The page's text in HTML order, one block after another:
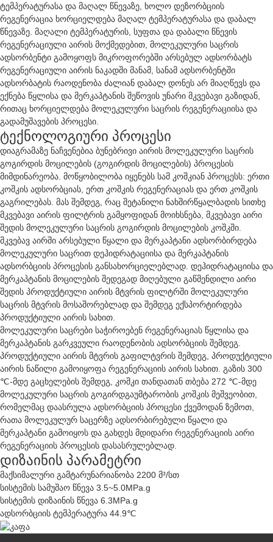
ტემპერატურასა და მაღალ წნევაზე, ხოლო დეზორბციის
რეგენერაცია ხორციელდება მაღალ ტემპერატურასა და დაბალ
წნევაზე. მაღალი ტემპერატურის, სუფთა და დაბალი წნევის
რეგენერაციული აირის მოქმედებით, მოლეკულური საცრის
ადსორბენტი გამოყოფს მიკროფორებში არსებულ ადსორბატს
რეგენერაციული აირის ნაკადში მანამ, სანამ ადსორბენტში
ადსორბატის რაოდენობა ძალიან დაბალ დონეს არ მიაღწევს და
ექნება წყლისა და მერკაპტანის შეწოვის უნარი მკვებავი გაზიდან,
რითაც ხორციელდება მოლეკულური საცრის რეგენერაციისა და
გადამუშავების პროცესი.
ტექნოლოგიური პროცესი
დიაგრამაზე ნაჩვენებია ბუნებრივი აირის მოლეკულური საცრის
გოგირდის მოცილების (გოგირდის მოცილების) პროცესის
მიმდინარეობა. მოწყობილობა იყენებს სამ კოშკიან პროცესს: ერთი
კოშკის ადსორბციას, ერთ კოშკის რეგენერაციას და ერთ კოშკის
გაგრილებას. მას შემდეგ, რაც შეტანილი ნახშირწყალბადის სითხე
მკვებავი აირის ფილტრის გამყოფიდან მოიხსნება, მკვებავი აირი
შედის მოლეკულური საცრის გოგირდის მოცილების კოშკში.
მკვებავ აირში არსებული წყალი და მერკაპტანი ადსორბირდება
მოლეკულური საცრით დეჰიდრატაციისა და მერკაპტანის
ადსორბციის პროცესის განსახორციელებლად. დეჰიდრატაციისა და
მერკაპტანის მოცილების შედეგად მიღებული გაწმენდილი აირი
შედის პროდუქტიული აირის მტვრის ფილტრში მოლეკულური
საცრის მტვრის მოსაშორებლად და შემდეგ ექსპორტირდება
პროდუქტიული აირის სახით.
მოლეკულური საცრები საჭიროებენ რეგენერაციას წყლისა და
მერკაპტანის გარკვეული რაოდენობის ადსორბციის შემდეგ.
პროდუქტიული აირის მტვრის გაფილტვრის შემდეგ, პროდუქტიული
აირის ნაწილი გამოიყოფა რეგენერაციის აირის სახით. გაზის 300
℃-მდე გაცხელების შემდეგ, კოშკი თანდათან თბება 272 ℃-მდე
მოლეკულური საცრის გოგირდგაუმტარობის კოშკის მეშვეობით,
რომელმაც დაასრულა ადსორბციის პროცესი ქვემოდან ზემოთ,
რათა მოლეკულურ საცერზე ადსორბირებული წყალი და
მერკაპტანი გამოიყოს და გახდეს მდიდარი რეგენერაციის აირი
რეგენერაციის პროცესის დასასრულებლად.
დიზაინის პარამეტრი
მაქსიმალური გამტარუნარიანობა 2200 მ³/სთ
სისტემის სამუშაო წნევა 3.5~5.0MPa.g
სისტემის დიზაინის წნევა 6.3MPa.g
ადსორბციის ტემპერატურა 44.9℃